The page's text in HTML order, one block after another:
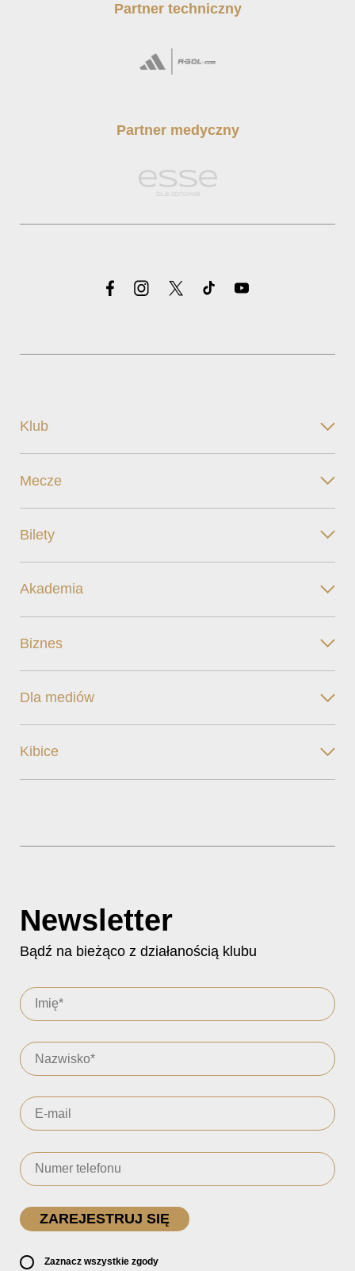
Partner techniczny
Partner medyczny
Klub
Mecze
Bilety
Akademia
Biznes
Dla mediów
Kibice
Newsletter
Bądź na bieżąco z działanością klubu
Zaznacz wszystkie zgody